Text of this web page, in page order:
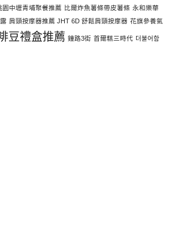
園中壢青埔聚餐推薦 比爾炸魚薯條帶皮薯條 永和樂華
肩頸按摩器推薦 JHT 6D 舒鬆肩頸按摩器 花旗參養氣
豆禮盒推薦 鐘路3街 首爾糕三時代 더불어함